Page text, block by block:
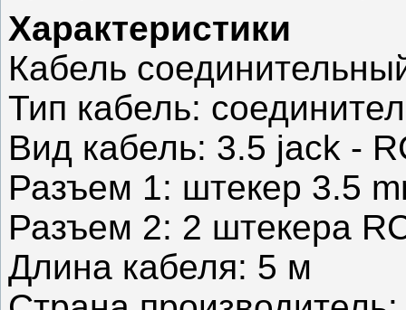
Характеристики
Кабель
Тип кабель:
Вид кабель: 3.5 jack -
Разъем 1: штекер 3.5
Разъем 2: 2 штекера
Длина кабеля: 5 м